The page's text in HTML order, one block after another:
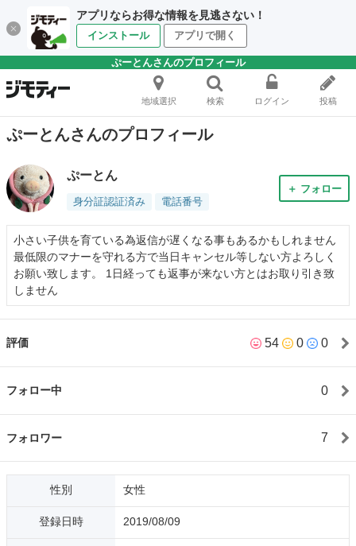
アプリならお得な情報を見逃さない！
インストール アプリで開く
ぷーとんさんのプロフィール
地域選択 検索 ログイン 投稿
ぷーとんさんのプロフィール
ぷーとん
身分証認証済み 電話番号
＋ フォロー
小さい子供を育ている為返信が遅くなる事もあるかもしれません
最低限のマナーを守れる方で当日キャンセル等しない方よろしく
お願い致します。 1日経っても返事が来ない方とはお取り引き致
しません
評価 54 0 0
フォロー中 0
フォロワー 7
性別 女性
登録日時 2019/08/09